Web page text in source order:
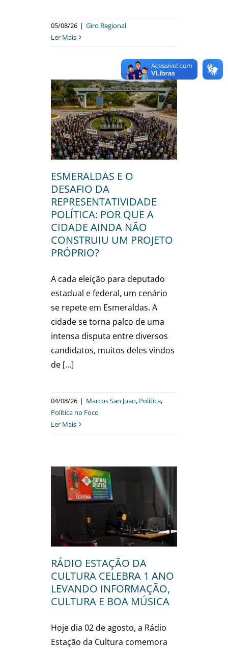
05/08/26 | Giro Regional
Ler Mais
ESMERALDAS E O
DESAFIO DA
REPRESENTATIVIDADE
POLÍTICA: POR QUE A
CIDADE AINDA NÃO
CONSTRUIU UM PROJETO
PRÓPRIO?
A cada eleição para deputado
estadual e federal, um cenário
se repete em Esmeraldas. A
cidade se torna palco de uma
intensa disputa entre diversos
candidatos, muitos deles vindos
de [...]
04/08/26 | Marcos San Juan, Política,
Política no Foco
Ler Mais
RÁDIO ESTAÇÃO DA
CULTURA CELEBRA 1 ANO
LEVANDO INFORMAÇÃO,
CULTURA E BOA MÚSICA
Hoje dia 02 de agosto, a Rádio
Estação da Cultura comemora